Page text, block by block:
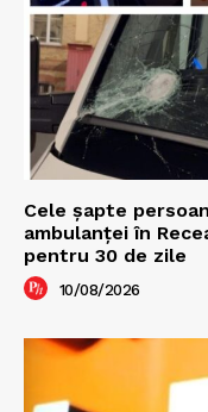
Cele şapte
ambulanţei în
pentru 30 de zile
10/08/2026